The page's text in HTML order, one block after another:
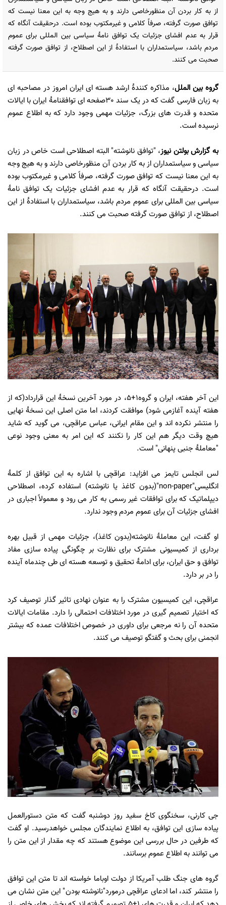
از به کار بردن آن منظورخاصی دارند و به هیج وجه به این معنا نیست که
توافق صورت گرفته، صرفاً کلامی و غیرمکتوب بوده است. درحقیقت آنگاه که
قرار به عدم افشای جزئیات یک توافق نامۀ سیاسی بین المللی برای عموم
مردم باشد، سیاستمداران با استفادۀ از این اصطلاح، از توافق صورت گرفته
صحبت می کنند.
گروه بین الملل، مذاکره کنندۀ ارشد هسته ای ایران امروز در مصاحبه ای
به زبان فارسی گفت که در یک سند 30صفحه ای توافقنامۀ ایران با ایالات
متحده و قدرت های بزرگ، جزئیات مهمی وجود دارد که به اطلاع عموم
نرسیده است.
به گزارشبولتن نیوز، "توافق نانوشته" البته اصطلاحی است خاص در زبان
سیاسی و سیاستمداران از به کار بردن آن منظورخاصی دارند و به هیج وجه
به این معنا نیست که توافق صورت گرفته، صرفاً کلامی و غیرمکتوب بوده
است. درحقیقت آنگاه که قرار به عدم افشای جزئیات یک توافق نامۀ
سیاسی بین المللی برای عموم مردم باشد، سیاستمداران با استفادۀ از این
اصطلاح، از توافق صورت گرفته صحبت می کنند.
این آخر هفته، ایران و گروه
1+5، در مورد آخرین نسخۀ این قرارداد(که از
هفته آینده آغازمی شود) موافقت کردند، اما متن اصلی این نسخۀ نهایی
را منتشر نکرده اند و این مقام ایرانی، عباس عراقچی، می گوید که شاید
هیچ وقت دیگر هم این کار را نکنندکه این امر به معنی وجود نوعی
"معاملۀ جنبی پنهانی" است.
لس انجلس تایمز می افزاید: عراقچی با اشاره به این توافق از کلمۀ
انگلیسی"non-paper"(بدون کاغذ یا نانوشته) استفاده کرده، اصطلاحی
دیپلماتیک که برای توافقات غیر رسمی به کار می رود و معمولاً اجباری در
افشای جزئیات آن برای عموم مردم وجود ندارد.
او گفت، این معاملۀ نانوشته(بدون کاغذ)، جزئیات مهمی از قبیل بهره
برداری از کمیسیونی مشترک برای نظارت بر چگونگی پیاده سازی مفاد
توافق و حق ایران، برای ادامۀ تحقیق و توسعه هسته ای طی چندماه آینده
را در بر دارد.
عراقچی، این کمیسیون مشترک را به عنوان نهادی تاثیر گذار توصیف کرد
که اختیار تصمیم گیری در مورد اختلافات احتمالی را دارد. مقامات ایالات
متحده آن را نه مرجعی برای داوری در خصوص اختلافات عمده که بیشتر
انجمنی برای بحث و گفتگو توصیف می کنند.
جی کارنی، سخنگوی کاخ سفید روز دوشنبه گفت که متن دستورالعمل
پیاده سازی این توافق، به اطلاع نمایندگان مجلس خواهدرسید. او گفت
که طرفین در حال بررسی این موضوع هستند که چه مقدار از این متن را
می توانند به اطلاع عموم برسانند.
گروه های جنگ طلب آمریکا از دولت اوباما خواسته اند تا متن این توافق
را منتشر کند، اما ادعای عراقچی درمورد"نانوشته بودنا " ین متن نشان می